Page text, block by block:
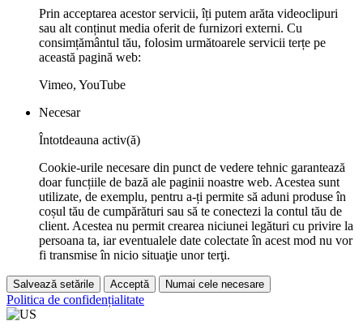
Prin acceptarea acestor servicii, îți putem arăta videoclipuri
sau alt conținut media oferit de furnizori externi. Cu
consimțământul tău, folosim următoarele servicii terțe pe
această pagină web:
Vimeo, YouTube
Necesar
Întotdeauna activ(ă)
Cookie-urile necesare din punct de vedere tehnic garantează
doar funcțiile de bază ale paginii noastre web. Acestea sunt
utilizate, de exemplu, pentru a-ți permite să aduni produse în
coșul tău de cumpărături sau să te conectezi la contul tău de
client. Acestea nu permit crearea niciunei legături cu privire la
persoana ta, iar eventualele date colectate în acest mod nu vor
fi transmise în nicio situaţie unor terţi.
Salvează setările Acceptă Numai cele necesare
Politica de confidențialitate